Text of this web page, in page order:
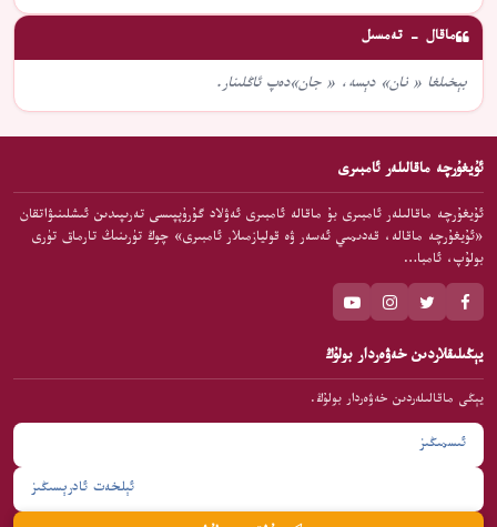
ماقال - تەمسىل
بېخىلغا « نان» دېسە، « جان»دەپ ئاڭلىنار.
ئۇيغۇرچە ماقالىلەر ئامبىرى
ئۇيغۇرچە ماقالىلەر ئامبىرى بۇ ماقالە ئامبىرى ئەۋلاد گۇرۇپپىسى تەرىپىدىن ئىشلىنىۋاتقان
«ئۇيغۇرچە ماقالە، قەدىمىي ئەسەر ۋە قوليازمىلار ئامبىرى» چوڭ تۈرىنىڭ تارماق تۈرى
بولۇپ، ئامبا…
يېڭىلىقلاردىن خەۋەردار بولۇڭ
يېڭى ماقالىلەردىن خەۋەردار بولۇڭ.